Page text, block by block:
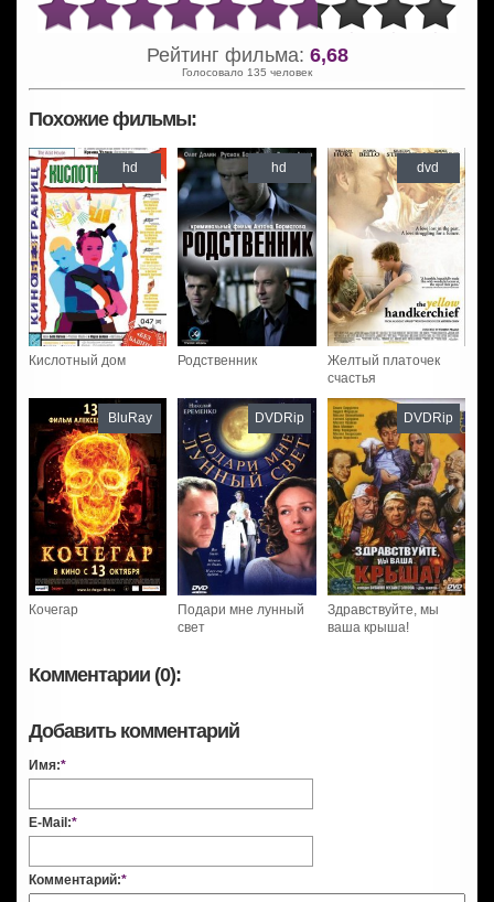
Рейтинг фильма: 6,68
Голосовало 135 человек
Похожие фильмы:
Кислотный дом
hd
Родственник
hd
Желтый платочек
счастья
dvd
Кочегар
BluRay
Подари мне лунный
свет
DVDRip
Здравствуйте, мы
ваша крыша!
DVDRip
Комментарии (0):
Добавить комментарий
Имя:*
E-Mail:*
Комментарий:*